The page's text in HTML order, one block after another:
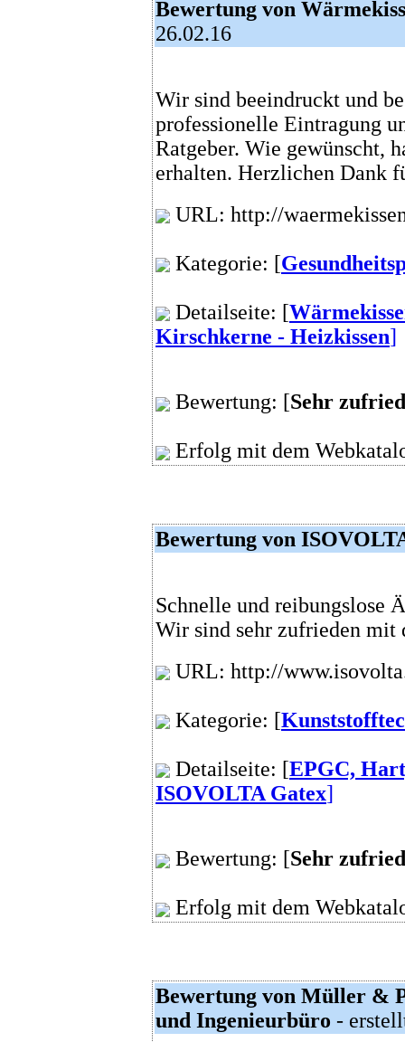
Bewertung von
26.02.16
Wir sind beeindruckt und
professionelle Eintragung
Ratgeber. Wie gewünscht,
erhalten. Herzlichen Dank
URL: http://
Kategorie: [
Detailseite: [
Kirschkerne - Heizkissen]
Bewertung: [Sehr
Erfolg mit dem
Bewertung von
Schnelle und reibungslose
Wir sind sehr zufrieden mit
URL: http://
Kategorie: [
Detailseite: [EPGC,
ISOVOLTA Gatex]
Bewertung: [Sehr
Erfolg mit dem
Bewertung von Müller &
und Ingenieurbüro -